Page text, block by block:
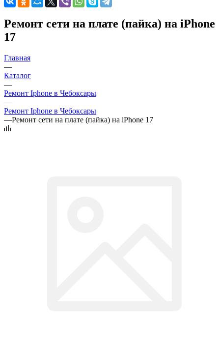
Ремонт сети на плате (пайка) на iPhone
17
Главная
—
Каталог
—
Ремонт Iphone в Чебоксары
—
Ремонт Iphone в Чебоксары
—Ремонт сети на плате (пайка) на iPhone 17